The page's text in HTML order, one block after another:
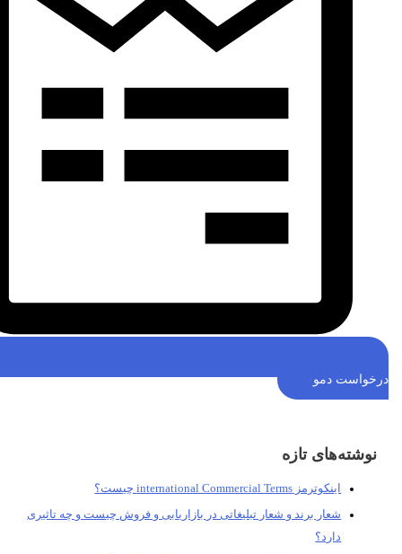
دمو
نوشته‌های تازه
اینکوترمز international Commercial Terms چیست؟
شعار برند و شعار تبلیغاتی در بازاریابی و فروش چیست و چه تاثیری
دارد؟